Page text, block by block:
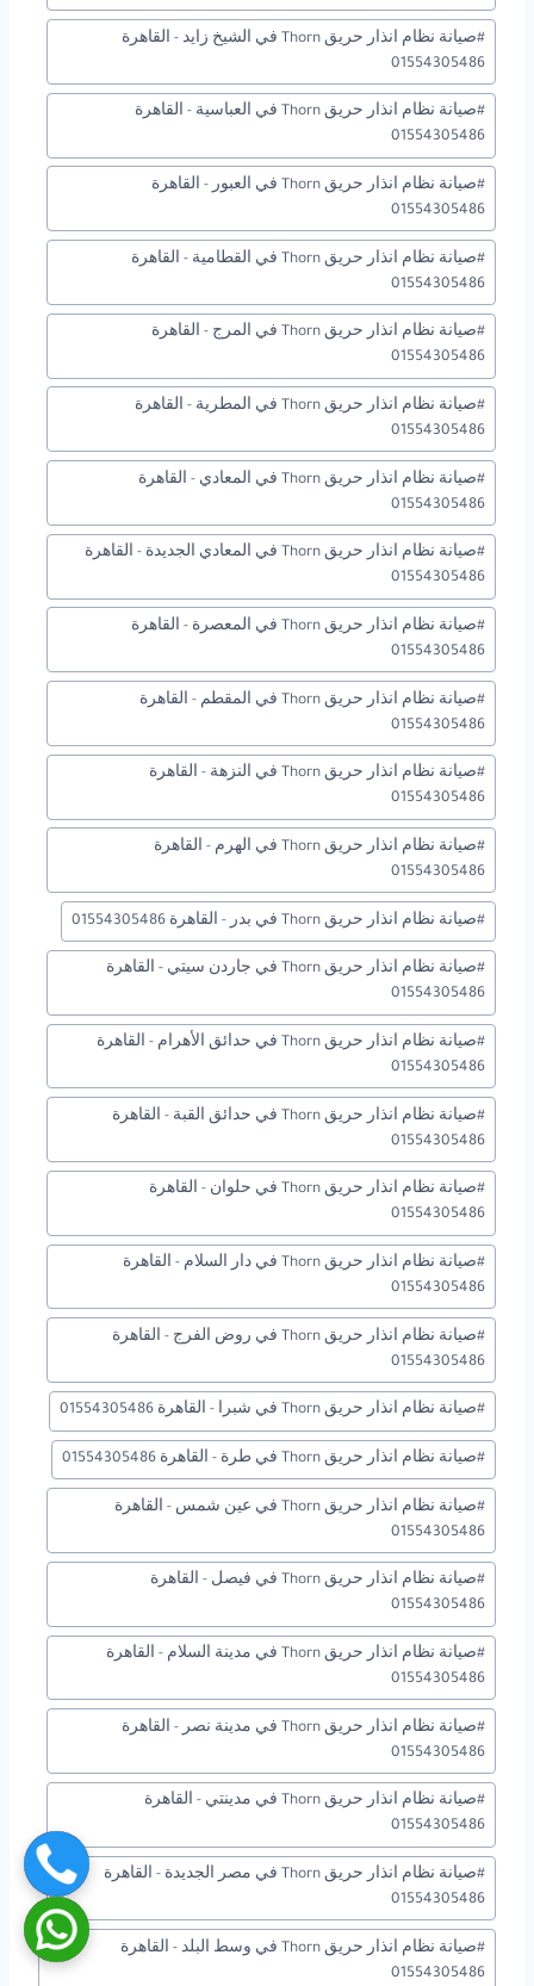
#
صيانة نظام انذار حريق Thorn في الشيخ زايد - القاهرة
01554305486
#
صيانة نظام انذار حريق Thorn في العباسية - القاهرة
01554305486
#
صيانة نظام انذار حريق Thorn في العبور - القاهرة
01554305486
#
صيانة نظام انذار حريق Thorn في القطامية - القاهرة
01554305486
#
صيانة نظام انذار حريق Thorn في المرج - القاهرة
01554305486
#
صيانة نظام انذار حريق Thorn في المطرية - القاهرة
01554305486
#
صيانة نظام انذار حريق Thorn في المعادي - القاهرة
01554305486
#
صيانة نظام انذار حريق Thorn في المعادي الجديدة - القاهرة
01554305486
#
صيانة نظام انذار حريق Thorn في المعصرة - القاهرة
01554305486
#
صيانة نظام انذار حريق Thorn في المقطم - القاهرة
01554305486
#
صيانة نظام انذار حريق Thorn في النزهة - القاهرة
01554305486
#
صيانة نظام انذار حريق Thorn في الهرم - القاهرة
01554305486
#صيانة نظام انذار حريق Thorn في بدر - القاهرة 01554305486
#
صيانة نظام انذار حريق Thorn في جاردن سيتي - القاهرة
01554305486
#
صيانة نظام انذار حريق Thorn في حدائق الأهرام - القاهرة
01554305486
#
صيانة نظام انذار حريق Thorn في حدائق القبة - القاهرة
01554305486
#
صيانة نظام انذار حريق Thorn في حلوان - القاهرة
01554305486
#
صيانة نظام انذار حريق Thorn في دار السلام - القاهرة
01554305486
#
صيانة نظام انذار حريق Thorn في روض الفرج - القاهرة
01554305486
#صيانة نظام انذار حريق Thorn في شبرا - القاهرة 01554305486
#صيانة نظام انذار حريق Thorn في طرة - القاهرة 01554305486
#
صيانة نظام انذار حريق Thorn في عين شمس - القاهرة
01554305486
#
صيانة نظام انذار حريق Thorn في فيصل - القاهرة
01554305486
#
صيانة نظام انذار حريق Thorn في مدينة السلام - القاهرة
01554305486
#
صيانة نظام انذار حريق Thorn في مدينة نصر - القاهرة
01554305486
#
صيانة نظام انذار حريق Thorn في مدينتي - القاهرة
01554305486
#
صيانة نظام انذار حريق Thorn في مصر الجديدة - القاهرة
01554305486
#
صيانة نظام انذار حريق Thorn في وسط البلد - القاهرة
01554305486